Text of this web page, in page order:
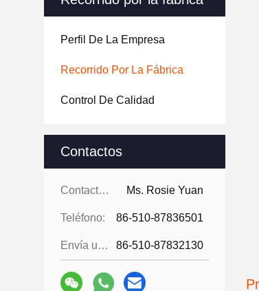
Perfil De La Empresa
Recorrido Por La Fábrica
Control De Calidad
Contactos
Contactos: Ms. Rosie Yuan
Teléfono: 86-510-87836501
Envía un fax.: 86-510-87832130